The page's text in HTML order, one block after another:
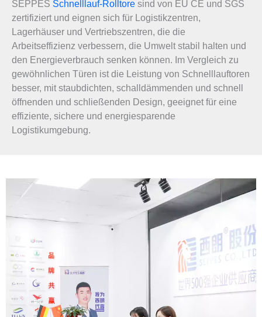
SEPPES Schnelllauf-Rolltore sind von EU CE und SGS
zertifiziert und eignen sich für Logistikzentren,
Lagerhäuser und Vertriebszentren, die die
Arbeitseffizienz verbessern, die Umwelt stabil halten und
den Energieverbrauch senken können. Im Vergleich zu
gewöhnlichen Türen ist die Leistung von Schnelllauftoren
besser, mit staubdichten, schalldämmenden und schnell
öffnenden und schließenden Design, geeignet für eine
effiziente, sichere und energiesparende
Logistikumgebung.